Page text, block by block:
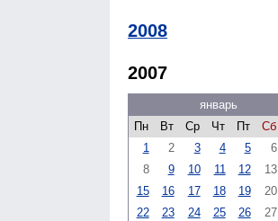
2008
2007
январь
Пн
Вт Ср Чт Пт Сб
1
2 3 4 5 6
8
9 10 11 12 13
15
16 17 18 19 20
22
23 24 25 26 27